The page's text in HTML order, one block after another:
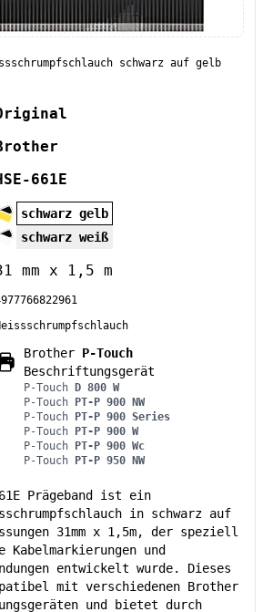
schwarz auf gelb
661E
schwarz gelb
schwarz weiß
mm x 1,5 m
Brother P-Touch
Beschriftungsgerät
P-Touch D 800 W
P-Touch PT-P 900 NW
P-Touch PT-P 900 Series
P-Touch PT-P 900 W
P-Touch PT-P 900 Wc
P-Touch PT-P 950 NW
Prägeband ist ein
in schwarz auf
31mm x 1,5m, der speziell
und
entwickelt wurde. Dieses
mit verschiedenen Brother
und bietet durch